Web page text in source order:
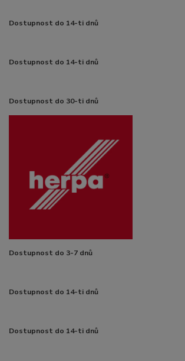
Dostupnost do 14-ti dnů
Dostupnost do 14-ti dnů
Dostupnost do 30-ti dnů
Dostupnost do 3-7 dnů
Dostupnost do 14-ti dnů
Dostupnost do 14-ti dnů